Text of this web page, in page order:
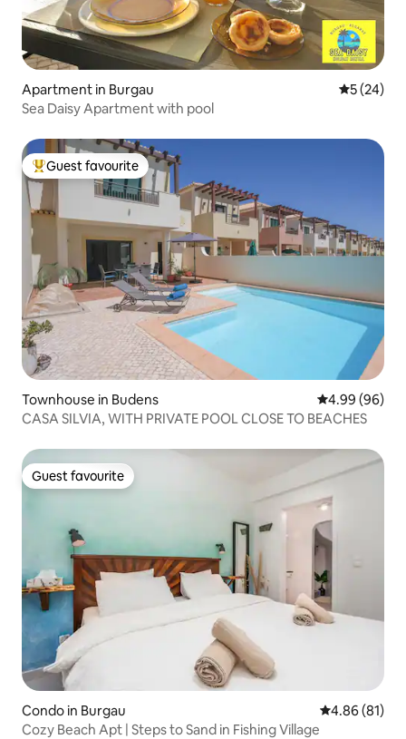
Apartment in Burgau 5 out of 5
5 (24)
Sea Daisy Apartment with pool
Top guest favourite
Guest favourite
Townhouse in Budens 4.99 out of 5
4.99 (96)
CASA SILVIA, WITH PRIVATE POOL CLOSE TO BEACHES
Guest favourite
Guest favourite
Condo in Burgau 4.86 out of 5
4.86 (81)
Cozy Beach Apt | Steps to Sand in Fishing Village